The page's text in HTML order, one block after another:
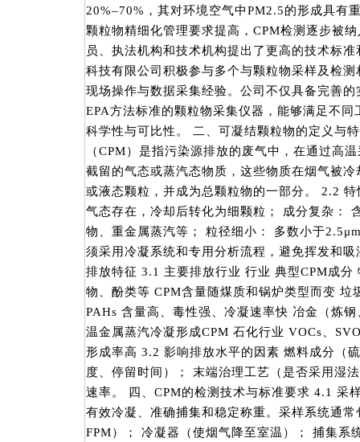
20%–70%，其对环境空气中PM2.5的形成具有
颗粒物精细化管理要求提高，CPM检测逐步被
员、执法机构和技术机构提出了更高的技术标
科技有限公司积极参与多个与颗粒物采样及检
现场操作与数据采集经验。公司不仅具备完善
EPA方法标准的颗粒物采集仪器，能够满足不
科学性与可比性。 二、可凝结颗粒物的定义与
（CPM）是指污染源排放的废气中，在通过高
截留的气态或蒸汽态物质，这些物质在烟气被
或液态颗粒，并成为总颗粒物的一部分。 2.2
气态存在，冷却后转化为细颗粒； 成分复杂：
物、重金属蒸汽等； 粒径细小： 多数小于
须采用冷凝系统和专用分析流程，避免挥发和
排放特征 3.1 主要排放行业 行业 典型CPM成分
物、酚类等 CPM含量随煤质和锅炉类型而变
PAHs 含量高、毒性强、冷凝速率快 冶金（炼
温金属蒸汽冷凝形成CPM 石化行业 VOCs、
形成率高 3.2 影响排放水平的因素 燃料成分（
度、停留时间）； 末端治理工艺（是否采用湿
速率。 四、CPM的检测技术与标准要求 4.1 采
有效冷凝、准确捕集和稳定称重。采样系统通
FPM）； 冷凝器（使烟气降至室温）； 捕集系